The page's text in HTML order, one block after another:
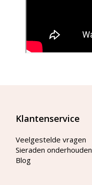
Klantenservice
Veelgestelde vragen
Sieraden onderhouden
Blog